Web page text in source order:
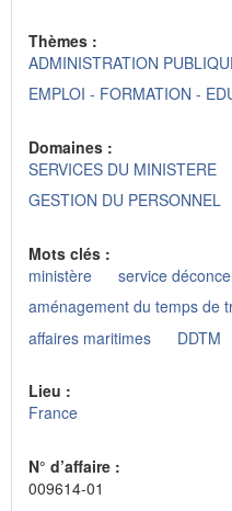
Thèmes :
ADMINISTRATION
EMPLOI - FORMATION -
Domaines :
SERVICES DU MINISTERE
GESTION DU PERSONNEL
Mots clés :
ministère
service
aménagement du temps de
affaires maritimes
DDTM
Lieu :
France
N° d’affaire :
009614-01